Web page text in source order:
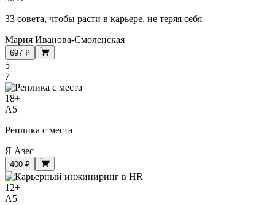
33 совета, чтобы расти в карьере, не теряя себя
Мария Иванова-Смоленская
697 ₽
5
7
18+
A5
Реплика с места
Я Азес
400 ₽
12+
A5